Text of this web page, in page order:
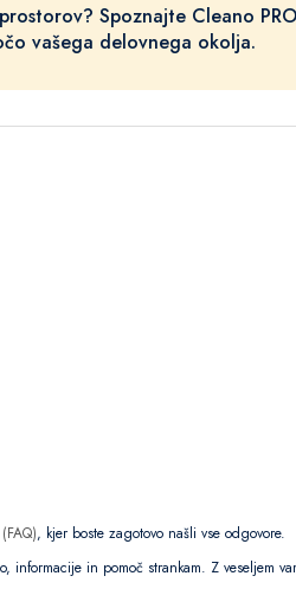
Spoznajte Cleano
vašega delovnega okolja.
, kjer boste zagotovo našli vse odgovore.
in pomoč strankam. Z veseljem